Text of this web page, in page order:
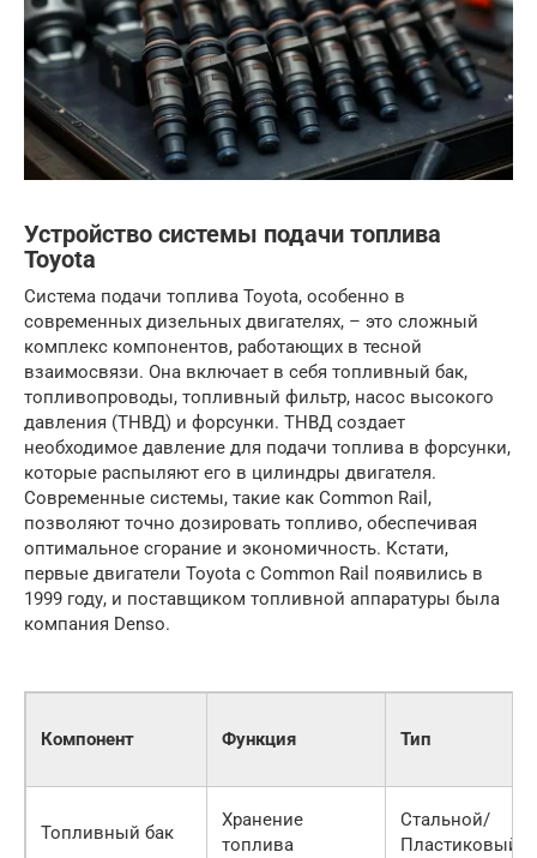
Устройство системы подачи топлива
Toyota
Система подачи топлива Toyota, особенно в
современных дизельных двигателях, – это сложный
комплекс компонентов, работающих в тесной
взаимосвязи. Она включает в себя топливный бак,
топливопроводы, топливный фильтр, насос высокого
давления (ТНВД) и форсунки. ТНВД создает
необходимое давление для подачи топлива в форсунки,
которые распыляют его в цилиндры двигателя.
Современные системы, такие как Common Rail,
позволяют точно дозировать топливо, обеспечивая
оптимальное сгорание и экономичность. Кстати,
первые двигатели Toyota с Common Rail появились в
1999 году, и поставщиком топливной аппаратуры была
компания Denso.
Компонент Функция Тип
Топливный бак
Хранение
топлива
Стальной/
Пластиковый